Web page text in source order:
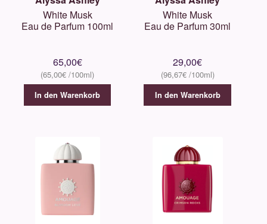
White Musk
Eau de Parfum 100ml
65,00€
65,00€
In den Warenkorb
White Musk
Eau de Parfum 30ml
29,00€
96,67€
In den Warenkorb